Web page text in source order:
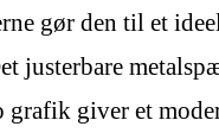
gør den til et
justerbare
giver et